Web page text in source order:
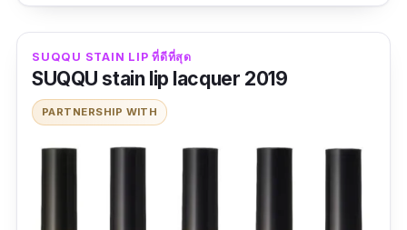
SUQQU STAIN LIP ที่ดีที่สุด
SUQQU stain lip lacquer 2019
PARTNERSHIP WITH